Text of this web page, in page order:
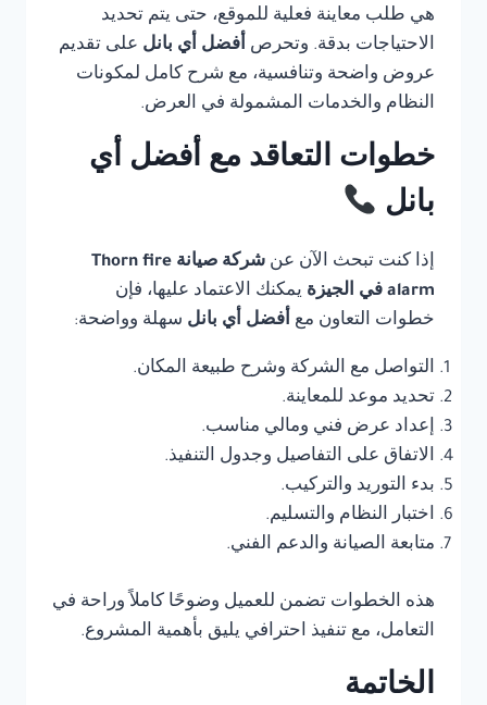
هي طلب معاينة فعلية للموقع، حتى يتم تحديد
الاحتياجات بدقة. وتحرص أفضل أي بانل على تقديم
عروض واضحة وتنافسية، مع شرح كامل لمكونات
النظام والخدمات المشمولة في العرض.
خطوات التعاقد مع أفضل أي
بانل
إذا كنت تبحث الآن عن
شركة صيانة Thorn fire
alarm في الجيزة
يمكنك الاعتماد عليها، فإن
خطوات التعاون مع أفضل أي بانل سهلة وواضحة:
التواصل مع الشركة وشرح طبيعة المكان.
تحديد موعد للمعاينة.
إعداد عرض فني ومالي مناسب.
الاتفاق على التفاصيل وجدول التنفيذ.
بدء التوريد والتركيب.
اختبار النظام والتسليم.
متابعة الصيانة والدعم الفني.
هذه الخطوات تضمن للعميل وضوحًا كاملاً وراحة في
التعامل، مع تنفيذ احترافي يليق بأهمية المشروع.
الخاتمة